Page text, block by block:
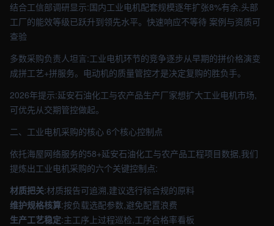
结合工信部调研显示:国内工业电机配套规模逐年扩张8%有余,头部
工厂的能效等级已跃升到领先水平。快速响应不等待 案例与资质可
查验
多数采购负责人坦言:工业电机环节的竞争逐步从早期的拼价格演变
成拼工艺+拼服务。电动机的质量管控才是决定复购的胜负手。
2026年提示:延安石油化工与农产品生产厂家想扩大工业电机市场,
可优先从交期管控做起。
二、工业电机采购的核心 6个核心控制点
依托海屋网络服务的58+延安石油化工与农产品工程项目数据,我们
提炼出工业电机采购的六个关键控制点:
材质把关:材质报告可追溯,建议选行标合规的原料
维护规格核算:按负载选配参数,避免配置浪费
生产工艺稳定:主工序上过程巡检,工序合格率看板